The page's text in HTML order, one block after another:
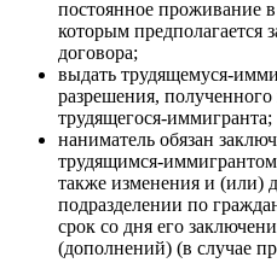
постоянное проживание
которым предполагается
договора;
выдать трудящемуся-
разрешения,
трудящегося-иммигранта;
наниматель обязан
трудящимся-иммигрантом
также изменения и (или)
подразделении по
срок со дня его
(дополнений) (в случае